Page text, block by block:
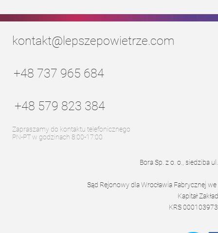
kontakt@lepszepowietrze.com
+48 737 965 684
+48 579 823 384
Zapraszamy do kontaktu telefonicznego
PN-PT w godzinach 8:00-17:00
Bora Sp. z o. o., siedziba
Sąd Rejonowy dla Wrocławia Fabrycznej
Kapitał
KRS